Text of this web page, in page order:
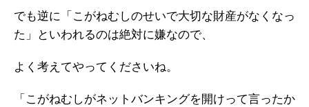
でも逆に「こがねむしのせいで大切な財産がなくなっ
た」といわれるのは絶対に嫌なので、
よく考えてやってくださいね。
「こがねむしがネットバンキングを開けって言ったか